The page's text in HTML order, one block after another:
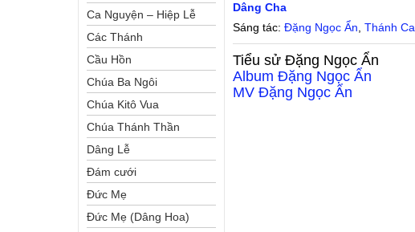
Dâng Cha
Sáng tác:Đặng Ngọc Ẩn ,Thánh Ca
Tiểu sửĐặng Ngọc Ẩn
AlbumĐặng Ngọc Ẩn
MVĐặng Ngọc Ẩn
Ca Nguyện – Hiệp Lễ
Các Thánh
Cầu Hồn
Chúa Ba Ngôi
Chúa Kitô Vua
Chúa Thánh Thần
Dâng Lễ
Đám cưới
Đức Mẹ
Đức Mẹ (Dâng Hoa)